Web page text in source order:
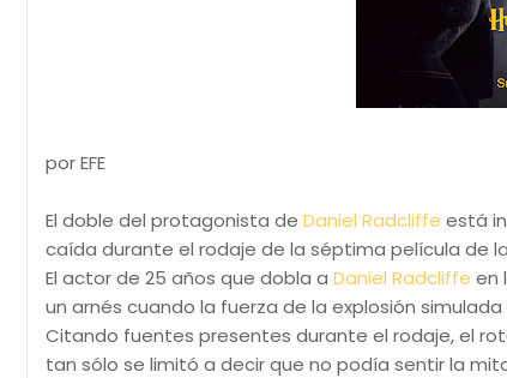
por EFE
El doble del protagonista de Daniel Radcliffe está
caída durante el rodaje de la séptima película de
El actor de 25 años que dobla a Daniel Radcliffe en
un arnés cuando la fuerza de la explosión
Citando fuentes presentes durante el rodaje, el
tan sólo se limitó a decir que no podía sentir la